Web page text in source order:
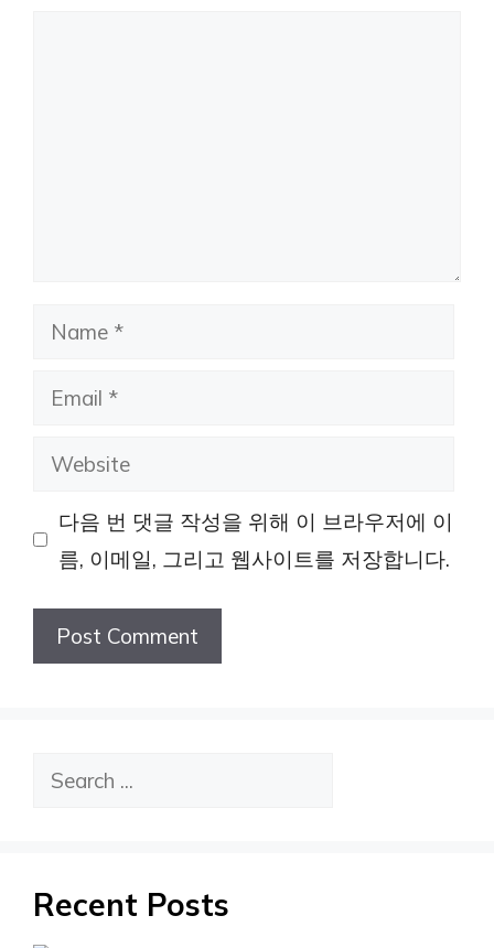
Name
Email
Website
다음 번 댓글 작성을 위해 이 브라우저에 이
름, 이메일, 그리고 웹사이트를 저장합니다.
검
Recent Posts